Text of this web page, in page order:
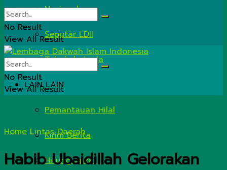
Nasional
Seputar LDII
Tahukah Anda
LAIN LAIN
Pemantauan Hilal
Kirim Berita
Hitung Zakat
No Result
View All Result
No Result
View All Result
Home Lintas Daerah
Habib Ubaidillah Gelorakan